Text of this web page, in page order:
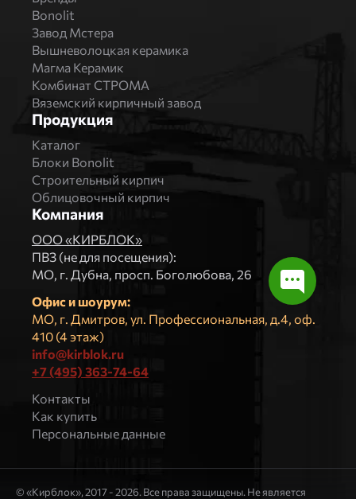
Bonolit
Завод Мстера
Вышневолоцкая керамика
Магма Керамик
Комбинат СТРОМА
Вяземский кирпичный завод
Продукция
Каталог
Блоки Bonolit
Строительный кирпич
Облицовочный кирпич
Компания
ООО «КИРБЛОК»
ПВЗ (не для посещения):
МO, г. Дубна, просп. Боголюбова, 26
Офис и шоурум:
МО, г. Дмитров, ул. Профессиональная, д.4, оф.
410 (4 этаж)
info@kirblok.ru
+7 (495) 363-74-64
Контакты
Как купить
Персональные данные
© «Кирблок», 2017 - 2026. Все права защищены. Не является